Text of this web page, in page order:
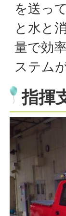
を送っ
と水と
量で効
ステム
指揮